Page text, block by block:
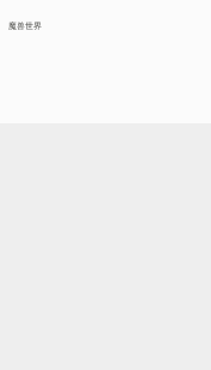
魔兽世界